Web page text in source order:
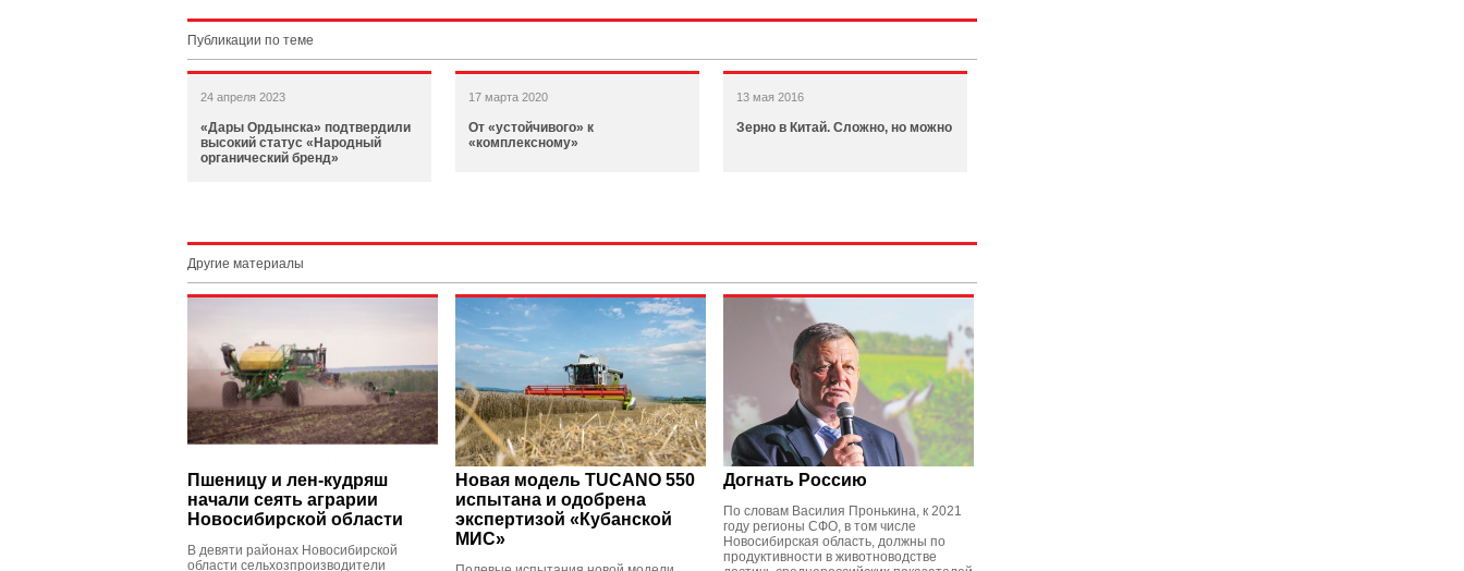
Публикации по теме
24 апреля 2023
«Дары Ордынска» подтвердили
высокий статус «Народный
органический бренд»
17 марта 2020
От «устойчивого» к
«комплексному»
13 мая 2016
Зерно в Китай. Сложно, но можно
Другие материалы
Пшеницу и лен-кудряш
начали сеять аграрии
Новосибирской области
В девяти районах Новосибирской
области сельхозпроизводители
Новая модель TUCANO 550
испытана и одобрена
экспертизой «Кубанской
МИС»
Догнать Россию
По словам Василия Пронькина, к 2021
году регионы СФО, в том числе
Новосибирская область, должны по
продуктивности в животноводстве